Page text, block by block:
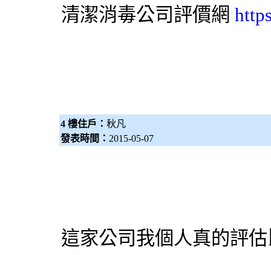
清潔消毒公司評價網
4 樓住戶： 秋凡
發表時間： 2015-05-07
這家公司我個人真的評